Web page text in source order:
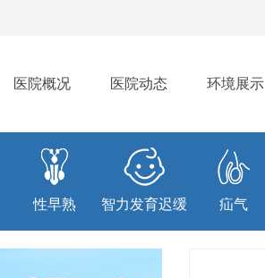
医院概况 医院动态 环境展示
性早熟 智力发育迟缓 疝气